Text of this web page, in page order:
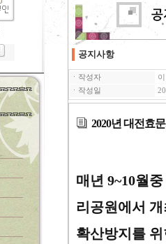
공지사항
ㆍ작성자
ㆍ작성일
2020년 대전효
매년 9~10월
리공원에서
확산방지를